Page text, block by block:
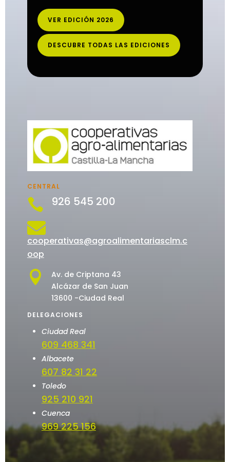
VER EDICIÓN 2026
DESCUBRE TODAS LAS EDICIONES
CENTRAL
 926 545 200

cooperativas@agroalimentariasclm.c
oop

Av. de Criptana 43
Alcázar de San Juan
13600 -Ciudad Real
DELEGACIONES
Ciudad Real
609 468 341
Albacete
607 82 31 22
Toledo
925 210 921
Cuenca
969 225 156